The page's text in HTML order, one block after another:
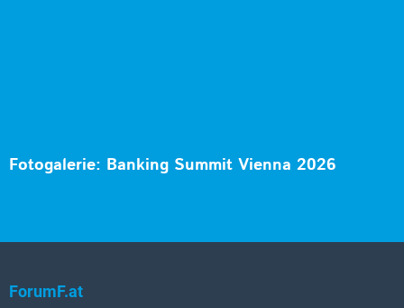
Fotogalerie: Banking Summit Vienna 2026
ForumF.at